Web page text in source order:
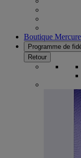
Boutique Mercure
Programme de
Retour